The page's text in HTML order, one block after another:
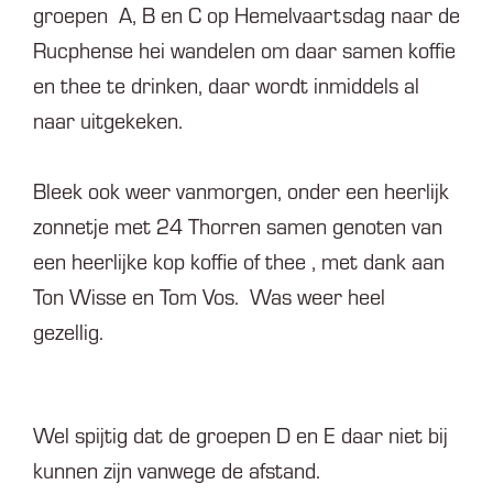
groepen A, B en C op Hemelvaartsdag naar de
Rucphense hei wandelen om daar samen koffie
en thee te drinken, daar wordt inmiddels al
naar uitgekeken.
Bleek ook weer vanmorgen, onder een heerlijk
zonnetje met 24 Thorren samen genoten van
een heerlijke kop koffie of thee , met dank aan
Ton Wisse en Tom Vos. Was weer heel
gezellig.
Wel spijtig dat de groepen D en E daar niet bij
kunnen zijn vanwege de afstand.